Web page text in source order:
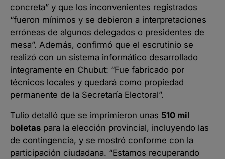
concreta” y que los inconvenientes registrados
“fueron mínimos y se debieron a interpretaciones
erróneas de algunos delegados o presidentes de
mesa”. Además, confirmó que el escrutinio se
realizó con un sistema informático desarrollado
íntegramente en Chubut: “Fue fabricado por
técnicos locales y quedará como propiedad
permanente de la Secretaría Electoral”.
Tulio detalló que se imprimieron unas 510 mil
boletas para la elección provincial, incluyendo las
de contingencia, y se mostró conforme con la
participación ciudadana. “Estamos recuperando